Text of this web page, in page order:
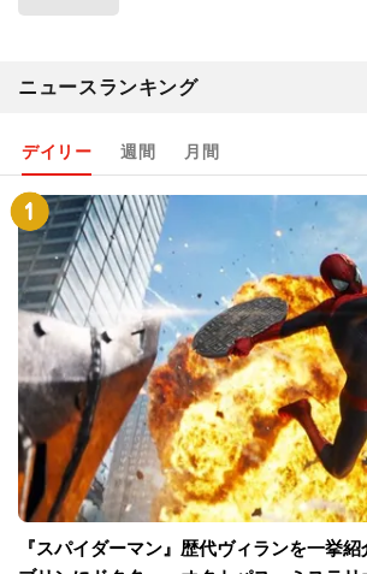
ニュースランキング
デイリー 週間 月間
『スパイダーマン』歴代ヴィランを一挙